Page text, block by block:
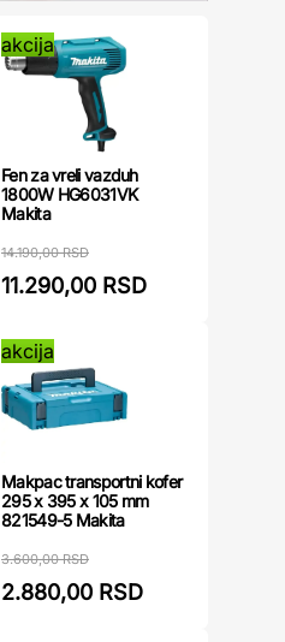
akcija
Fen za vreli vazduh
1800W HG6031VK
Makita
14.190,00 RSD
11.290,00 RSD
akcija
Makpac transportni kofer
295 x 395 x 105 mm
821549-5 Makita
3.600,00 RSD
2.880,00 RSD